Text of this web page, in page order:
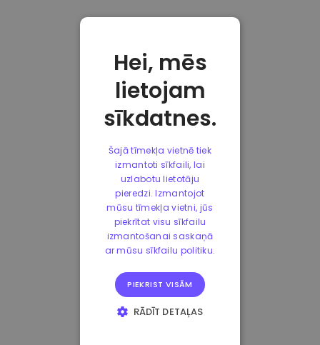
Hei, mēs
lietojam
sīkdatnes.
Šajā tīmekļa vietnē tiek
izmantoti sīkfaili, lai
uzlabotu lietotāju
pieredzi. Izmantojot
mūsu tīmekļa vietni, jūs
piekrītat visu sīkfailu
izmantošanai saskaņā
ar mūsu sīkfailu politiku.
PIEKRIST VISĀM
RĀDĪT DETAĻAS